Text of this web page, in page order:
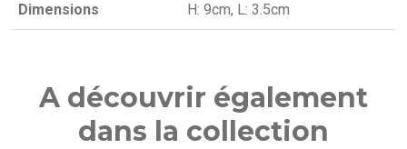
Dimensions H: 9cm, L: 3.5cm
A découvrir également
dans la collection